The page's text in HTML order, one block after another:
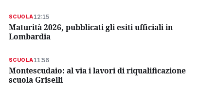
SCUOLA12:15
Maturità 2026, pubblicati gli esiti ufficiali in
Lombardia
SCUOLA11:56
Montescudaio: al via i lavori di riqualificazione
scuola Griselli